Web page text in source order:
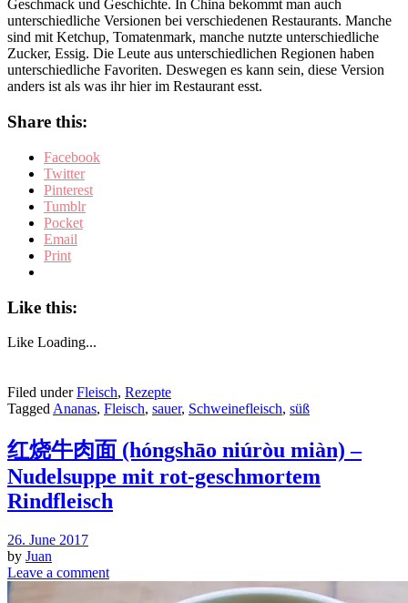
Geschmack und Geschichte. In China bekommt man auch
unterschiedliche Versionen bei verschiedenen Restaurants. Manche
sind mit Ketchup, Tomatenmark, manche nutzte unterschiedliche
Zucker, Essig. Die Leute aus unterschiedlichen Regionen haben
unterschiedliche Favoriten. Deswegen es kann sein, diese Version
anders ist als was ihr hier im Restaurant esst.
Share this:
Facebook
Twitter
Pinterest
Tumblr
Pocket
Email
Print
Like this:
Like Loading...
Filed underFleisch, Rezepte
Tagged Ananas, Fleisch, sauer, Schweinefleisch, süß
红烧牛肉面 (hóngshāo niúròu miàn) –
Nudelsuppe mit rot-geschmortem
Rindfleisch
26. June 2017
by Juan
Leave a comment